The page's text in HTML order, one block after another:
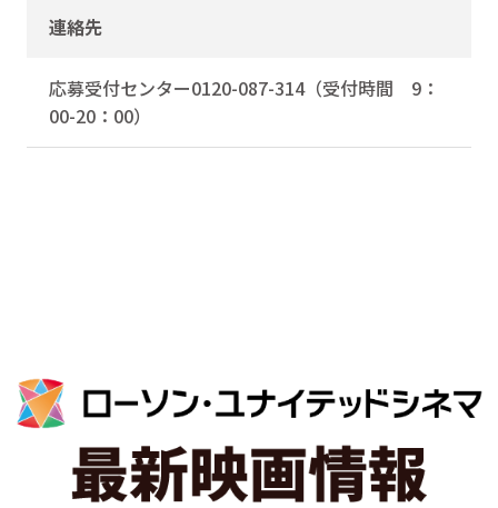
連絡先
応募受付センター0120-087-314（受付時間 9：
00-20：00）